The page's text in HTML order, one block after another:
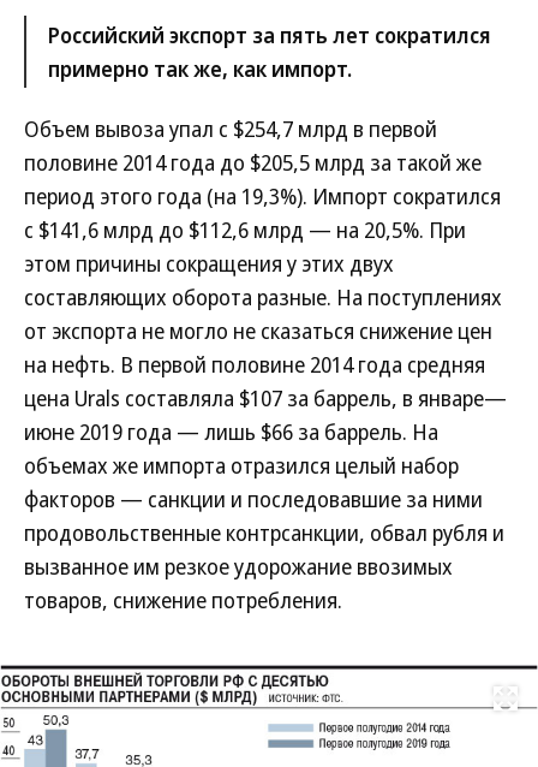
Российский экспорт за пять лет сократился
примерно так же, как импорт.
Объем вывоза упал с $254,7 млрд в первой
половине 2014 года до $205,5 млрд за такой же
период этого года (на 19,3%). Импорт сократился
с $141,6 млрд до $112,6 млрд — на 20,5%. При
этом причины сокращения у этих двух
составляющих оборота разные. На поступлениях
от экспорта не могло не сказаться снижение цен
на нефть. В первой половине 2014 года средняя
цена Urals составляла $107 за баррель, в январе—
июне 2019 года — лишь $66 за баррель. На
объемах же импорта отразился целый набор
факторов — санкции и последовавшие за ними
продовольственные контрсанкции, обвал рубля и
вызванное им резкое удорожание ввозимых
товаров, снижение потребления.
Развернуть